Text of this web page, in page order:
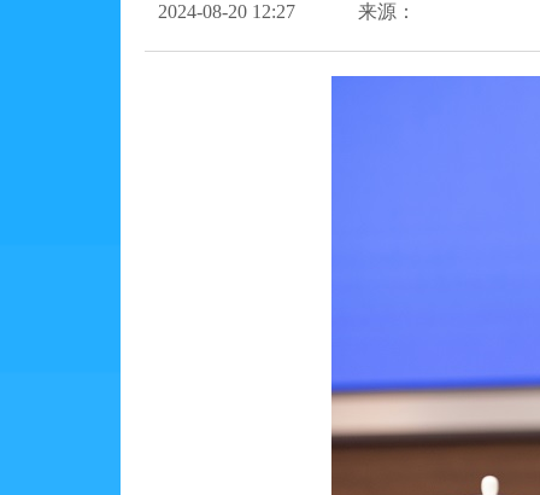
2024-08-20 12:27 来源：